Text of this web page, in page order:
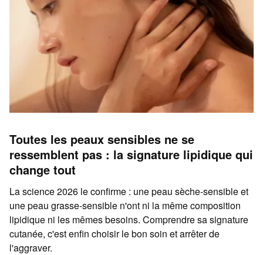
Toutes les peaux sensibles ne se
ressemblent pas : la signature lipidique qui
change tout
La science 2026 le confirme : une peau sèche-sensible et
une peau grasse-sensible n'ont ni la même composition
lipidique ni les mêmes besoins. Comprendre sa signature
cutanée, c'est enfin choisir le bon soin et arrêter de
l'aggraver.